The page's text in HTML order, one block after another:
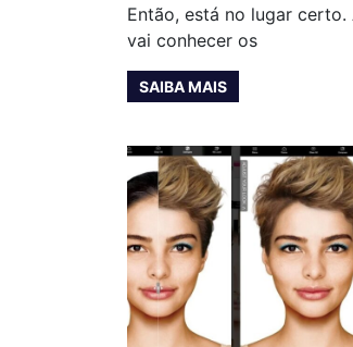
Então, está no lugar
vai conhecer os
SAIBA MAIS